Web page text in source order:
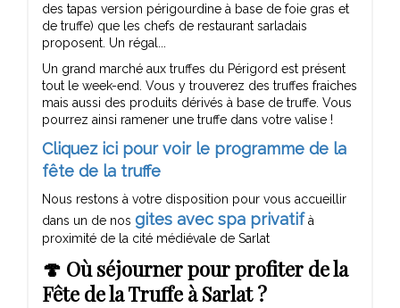
des tapas version périgourdine à base de foie gras et
de truffe) que les chefs de restaurant sarladais
proposent. Un régal...
Un grand marché aux truffes du Périgord est présent
tout le week-end. Vous y trouverez des truffes fraiches
mais aussi des produits dérivés à base de truffe. Vous
pourrez ainsi ramener une truffe dans votre valise !
Cliquez ici pour voir le programme de la
fête de la truffe
Nous restons à votre disposition pour vous accueillir
dans un de nos gites avec spa privatif à
proximité de la cité médiévale de Sarlat
🍄 Où séjourner pour profiter de la
Fête de la Truffe à Sarlat ?